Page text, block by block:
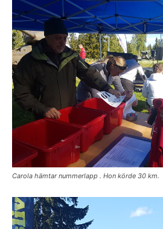
Carola hämtar nummerlapp . Hon körde 30 km.